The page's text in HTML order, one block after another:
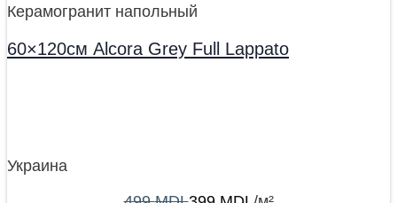
Керамогранит напольный
60×120см Alcora Grey Full Lappato
Украина